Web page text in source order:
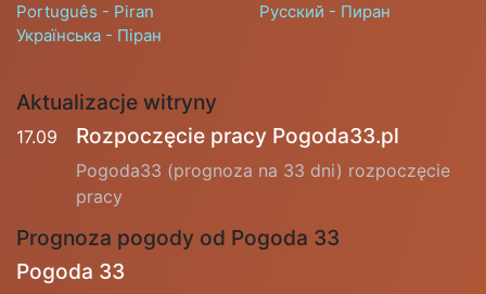
Português - Piran
Русский - Пиран
Українська - Піран
Aktualizacje witryny
17.09 Rozpoczęcie pracy Pogoda33.pl
Pogoda33 (prognoza na 33 dni) rozpoczęcie
pracy
Prognoza pogody od Pogoda 33
Pogoda 33